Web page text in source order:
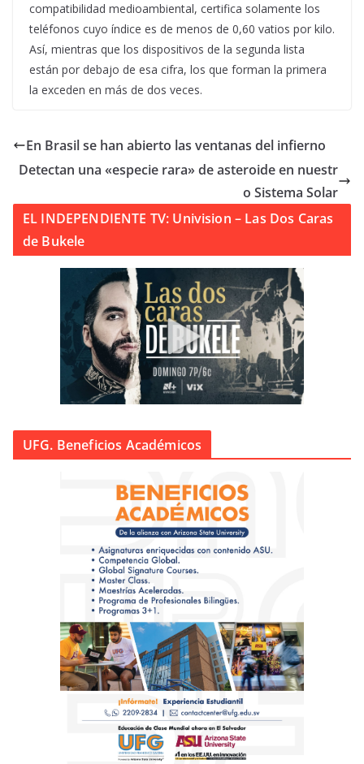
compatibilidad medioambiental, certifica solamente los
teléfonos cuyo índice es de menos de 0,60 vatios por kilo.
Así, mientras que los dispositivos de la segunda lista
están por debajo de esa cifra, los que forman la primera
la exceden en más de dos veces.
En Brasil se han abierto las ventanas del infierno
Detectan una «especie rara» de asteroide en nuestr
o Sistema Solar
EL INDEPENDIENTE TV: Univision – Las Dos Caras
de Bukele
UFG. Beneficios Académicos